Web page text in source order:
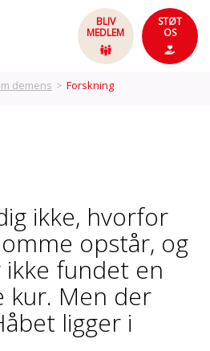
BLIV
MEDLEM
STØT
OS
demens > Forskning
ikke, hvorfor
opstår, og
fundet en
kur. Men der
ligger i